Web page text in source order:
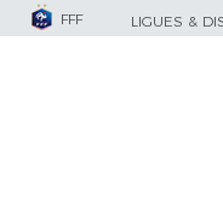
FFF LIGUES &